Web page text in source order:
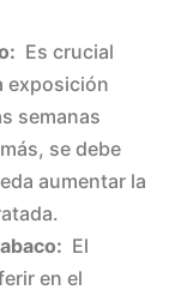
Es crucial
exposición
semanas
se debe
aumentar la
El
en el